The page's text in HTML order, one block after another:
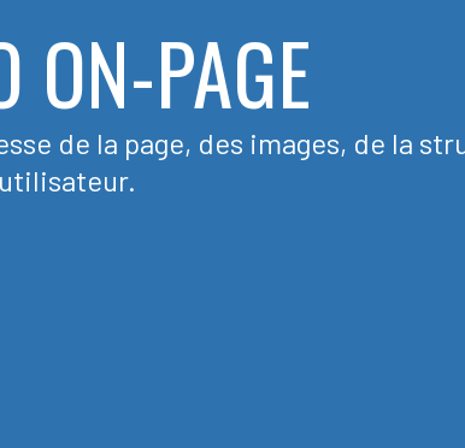
ON-PAGE
de la page, des images, de la